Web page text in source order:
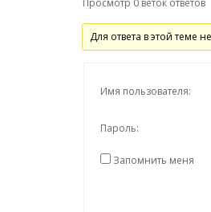
Просмотр 0 веток ответов
Для ответа в этой теме
Имя пользователя:
Пароль:
Запомнить меня